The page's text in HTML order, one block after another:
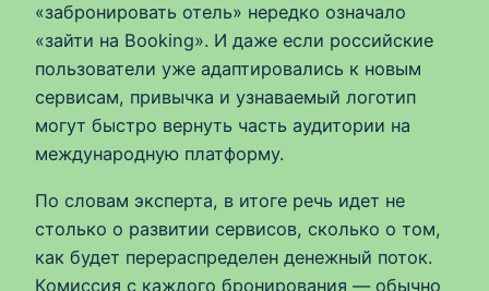
«забронировать отель» нередко означало
«зайти на Booking». И даже если российские
пользователи уже адаптировались к новым
сервисам, привычка и узнаваемый логотип
могут быстро вернуть часть аудитории на
международную платформу.
По словам эксперта, в итоге речь идет не
столько о развитии сервисов, сколько о том,
как будет перераспределен денежный поток.
Комиссия с каждого бронирования — обычно